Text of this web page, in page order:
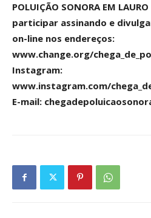
POLUIÇÃO SONORA EM
participar assinando e
on-line nos endereços:
www.change.org/
Instagram:
www.instagram.com/
E-mail: